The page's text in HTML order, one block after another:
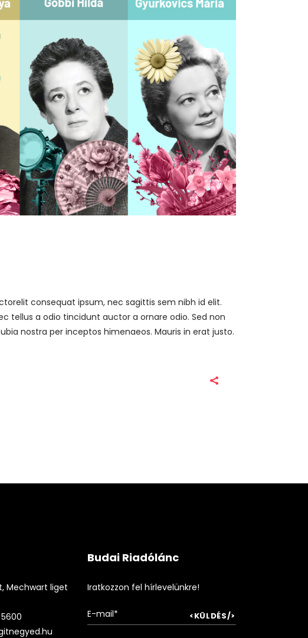
consequat ipsum, nec sagittis sem nibh id elit.
tellus a odio tincidunt auctor a ornare odio. Sed non
nostra per inceptos himenaeos. Mauris in erat justo.
Mechwart liget
Budai Riadólánc
Iratkozzon fel hírlevelünkre!